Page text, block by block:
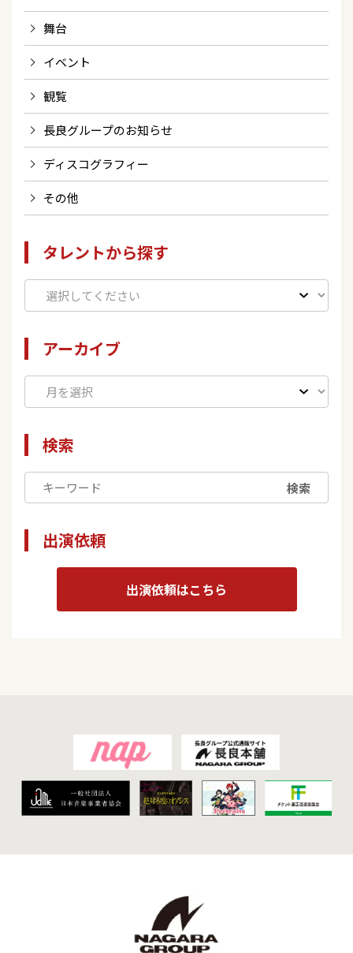
舞台
イベント
観覧
長良グループのお知らせ
ディスコグラフィー
その他
タレントから探す
アーカイブ
検索
検索
出演依頼
出演依頼はこちら